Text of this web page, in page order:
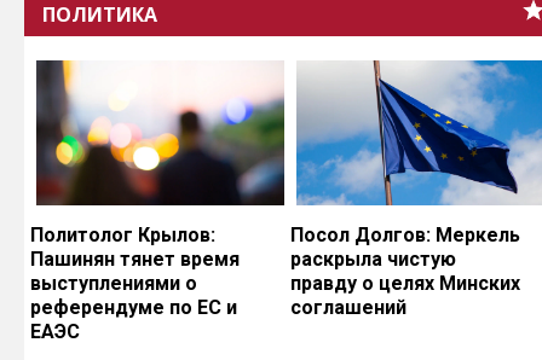
ПОЛИТИКА
Политолог Крылов:
Пашинян тянет время
выступлениями о
референдуме по ЕС и
ЕАЭС
Посол Долгов: Меркель
раскрыла чистую
правду о целях Минских
соглашений